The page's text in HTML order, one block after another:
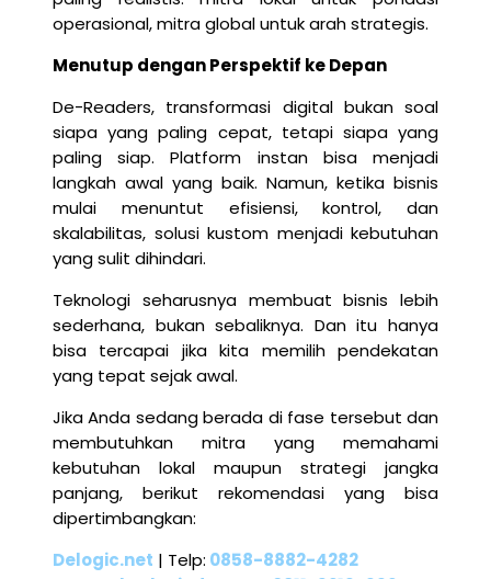
operasional, mitra global untuk arah strategis.
Menutup dengan Perspektif ke Depan
De-Readers, transformasi digital bukan soal
siapa yang paling cepat, tetapi siapa yang
paling siap. Platform instan bisa menjadi
langkah awal yang baik. Namun, ketika bisnis
mulai menuntut efisiensi, kontrol, dan
skalabilitas, solusi kustom menjadi kebutuhan
yang sulit dihindari.
Teknologi seharusnya membuat bisnis lebih
sederhana, bukan sebaliknya. Dan itu hanya
bisa tercapai jika kita memilih pendekatan
yang tepat sejak awal.
Jika Anda sedang berada di fase tersebut dan
membutuhkan mitra yang memahami
kebutuhan lokal maupun strategi jangka
panjang, berikut rekomendasi yang bisa
dipertimbangkan:
Delogic.net | Telp: 0858-8882-4282